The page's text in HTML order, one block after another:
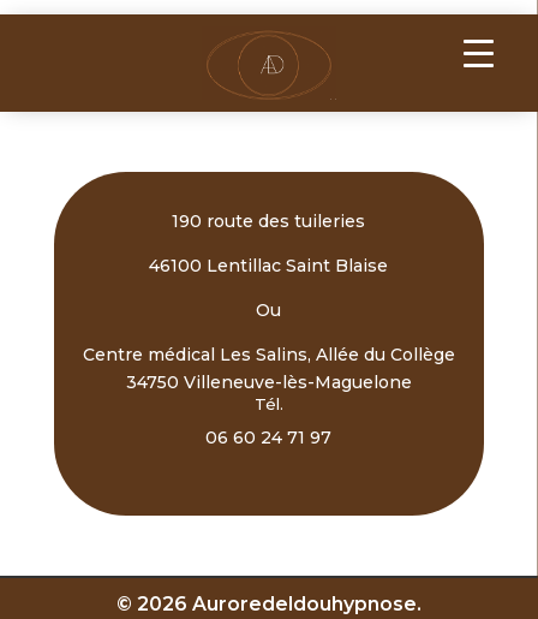
190 route des tuileries
46100 Lentillac Saint Blaise
Ou
Centre médical Les Salins, Allée du Collège
34750 Villeneuve-lès-Maguelone
Tél.
06 60 24 71 97
© 2026 Auroredeldouhypnose.